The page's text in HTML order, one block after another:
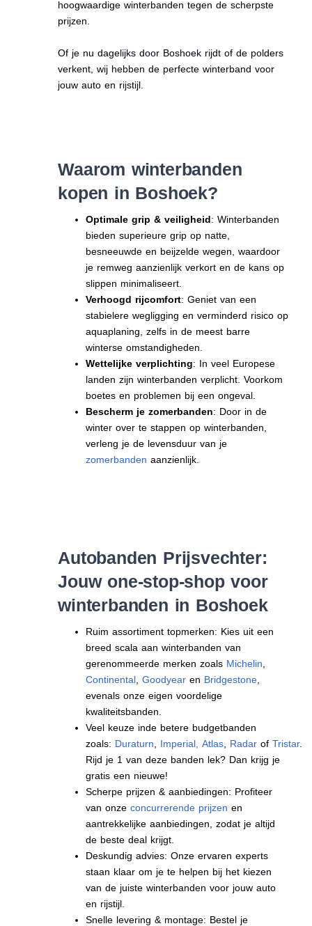
hoogwaardige winterbanden tegen de scherpste
prijzen.
Of je nu dagelijks door Boshoek rijdt of de polders
verkent, wij hebben de perfecte winterband voor
jouw auto en rijstijl.
Waarom winterbanden
kopen in Boshoek?
Optimale grip & veiligheid: Winterbanden
bieden superieure grip op natte,
besneeuwde en beijzelde wegen, waardoor
je remweg aanzienlijk verkort en de kans op
slippen minimaliseert.
Verhoogd rijcomfort: Geniet van een
stabielere wegligging en verminderd risico op
aquaplaning, zelfs in de meest barre
winterse omstandigheden.
Wettelijke verplichting: In veel Europese
landen zijn winterbanden verplicht. Voorkom
boetes en problemen bij een ongeval.
Bescherm je zomerbanden: Door in de
winter over te stappen op winterbanden,
verleng je de levensduur van je
zomerbanden aanzienlijk.
Autobanden Prijsvechter:
Jouw one-stop-shop voor
winterbanden in Boshoek
Ruim assortiment topmerken: Kies uit een
breed scala aan winterbanden van
gerenommeerde merken zoals Michelin
Continental ,Goodyear en Bridgestone
evenals onze eigen voordelige
kwaliteitsbanden.
Veel keuze inde betere budgetbanden
zoals: Duraturn Imperial Atlas Radar ofTristar.
Rijd je 1 van deze banden lek? Dan krijg je
gratis een nieuwe!
Scherpe prijzen & aanbiedingen: Profiteer
van onzeconcurrerende prijzen en
aantrekkelijke aanbiedingen, zodat je altijd
de beste deal krijgt.
Deskundig advies: Onze ervaren experts
staan klaar om je te helpen bij het kiezen
van de juiste winterbanden voor jouw auto
en rijstijl.
Snelle levering & montage: Bestel je